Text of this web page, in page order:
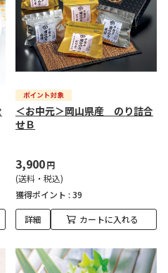
＜お中元＞岡山県産 のり詰合
せＢ
3,900円
(送料・税込)
獲得ポイント : 39
詳細 カートに入れる